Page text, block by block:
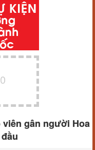
gân người Hoa